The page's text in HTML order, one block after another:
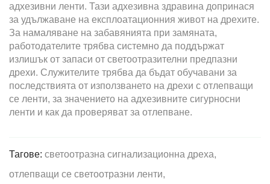
адхезивни ленти. Тази адхезивна здравина допринася
за удължаване на експлоатационния живот на дрехите.
За намаляване на забавянията при замяната,
работодателите трябва системно да поддържат
излишък от запаси от светоотразителни предпазни
дрехи. Служителите трябва да бъдат обучавани за
последствията от използването на дрехи с отлепващи
се ленти, за значението на адхезивните сигурносни
ленти и как да проверяват за отлепване.
Тагове: светоотразна сигнализационна дреха,
отлепващи се светоотразни ленти,